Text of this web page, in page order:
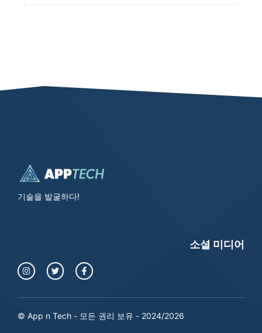
기술을 발굴하다!
소셜 미디어
© App n Tech - 모든 권리 보유 - 2024/2026